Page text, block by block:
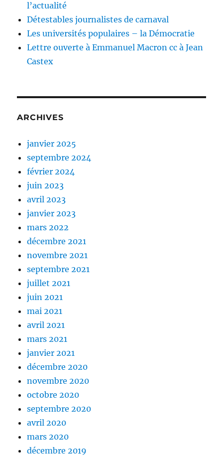
l’actualité
Détestables journalistes de carnaval
Les universités populaires – la Démocratie
Lettre ouverte à Emmanuel Macron cc à Jean
Castex
ARCHIVES
janvier 2025
septembre 2024
février 2024
juin 2023
avril 2023
janvier 2023
mars 2022
décembre 2021
novembre 2021
septembre 2021
juillet 2021
juin 2021
mai 2021
avril 2021
mars 2021
janvier 2021
décembre 2020
novembre 2020
octobre 2020
septembre 2020
avril 2020
mars 2020
décembre 2019